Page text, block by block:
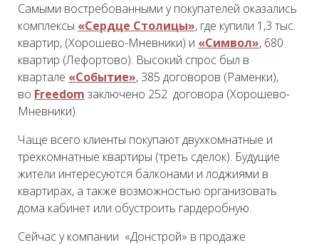
Самыми востребованными у покупателей оказались
комплексы «Сердце Столицы», где купили 1,3 тыс.
квартир, (Хорошево-Мневники) и «Символ», 680
квартир (Лефортово). Высокий спрос был в
квартале «Событие», 385 договоров (Раменки),
во Freedom заключено 252 договора (Хорошево-
Мневники).
Чаще всего клиенты покупают двухкомнатные и
трехкомнатные квартиры (треть сделок). Будущие
жители интересуются балконами и лоджиями в
квартирах, а также возможностью организовать
дома кабинет или обустроить гардеробную.
Сейчас у компании «Донстрой» в продаже